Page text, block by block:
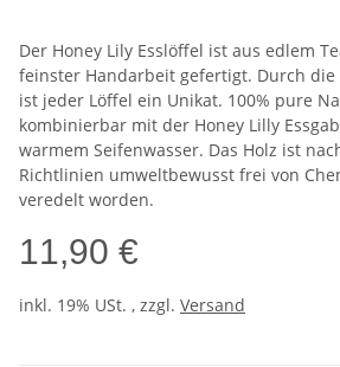
Der Honey Lily Esslöffel ist aus edlem
feinster Handarbeit gefertigt. Durch
ist jeder Löffel ein Unikat. 100% pure
kombinierbar mit der Honey Lilly
warmem Seifenwasser. Das Holz ist
Richtlinien umweltbewusst frei von
veredelt worden.
11,90 €
inkl. 19% USt. , zzgl. Versand